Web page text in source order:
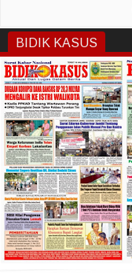
BIDIK KASUS